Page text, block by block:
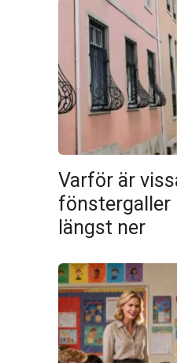
Varför är
fönstergaller
längst ner